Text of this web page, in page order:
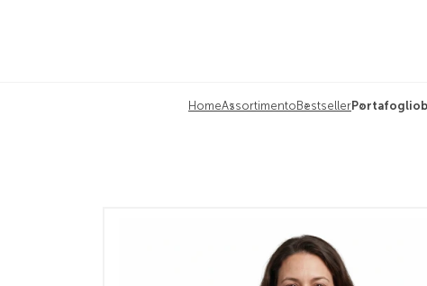
HomeAssortimento Bestseller